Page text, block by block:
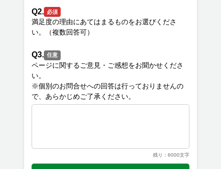
Q2. 必須
満足度の理由にあてはまるものをお選びくださ
Q3. 任意
ページに関するご意見・ご感想をお聞かせくださ
い。
※個別のお問合せへの回答は行っておりませんの
残り：6000文字